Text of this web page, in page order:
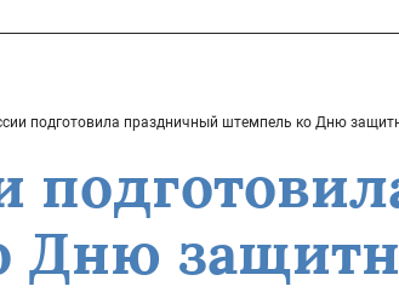
подготовила праздничный штемпель ко Дню
Дню